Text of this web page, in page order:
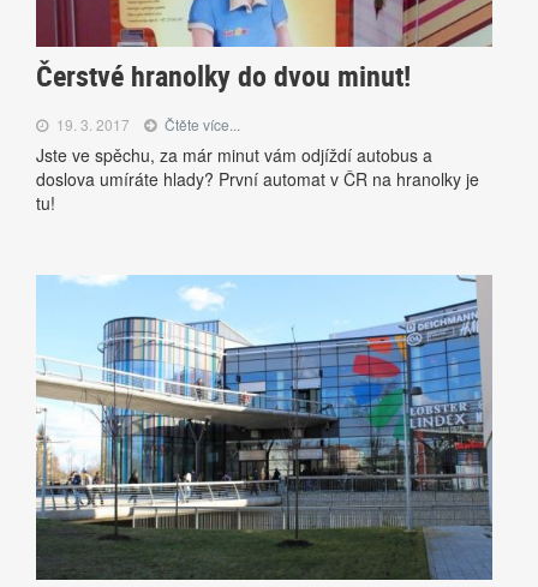
Čerstvé hranolky do dvou minut!
19. 3. 2017 Čtěte více...
Jste ve spěchu, za már minut vám odjíždí autobus a
doslova umíráte hlady? První automat v ČR na hranolky je
tu!